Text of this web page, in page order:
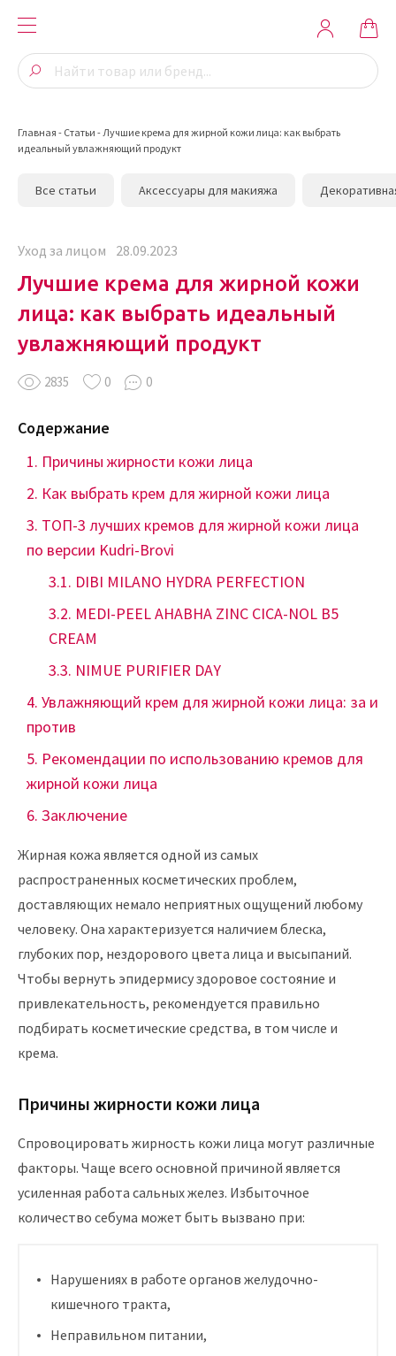
Главная - Статьи -Лучшие крема для жирной кожи лица: как выбрать
идеальный увлажняющий продукт
Все статьи Аксессуары для макияжа
Уход за лицом 28.09.2023
2835 0 0
Лучшие крема для жирной кожи
лица: как выбрать идеальный
увлажняющий продукт
Содержание
Причины жирности кожи лица
Как выбрать крем для жирной кожи лица
ТОП-3 лучших кремов для жирной кожи лица
по версии Kudri-Brovi
DIBI MILANO HYDRA PERFECTION
MEDI-PEEL AHABHA ZINC CICA-NOL B5
CREAM
NIMUE PURIFIER DAY
Увлажняющий крем для жирной кожи лица: за и
против
Рекомендации по использованию кремов для
жирной кожи лица
Заключение
Жирная кожа является одной из самых
распространенных косметических проблем,
доставляющих немало неприятных ощущений любому
человеку. Она характеризуется наличием блеска,
глубоких пор, нездорового цвета лица и высыпаний.
Чтобы вернуть эпидермису здоровое состояние и
привлекательность, рекомендуется правильно
подбирать косметические средства, в том числе и
крема.
Причины жирности кожи лица
Спровоцировать жирность кожи лица могут различные
факторы. Чаще всего основной причиной является
усиленная работа сальных желез. Избыточное
количество себума может быть вызвано при:
Нарушениях в работе органов желудочно-
кишечного тракта,
Неправильном питании,